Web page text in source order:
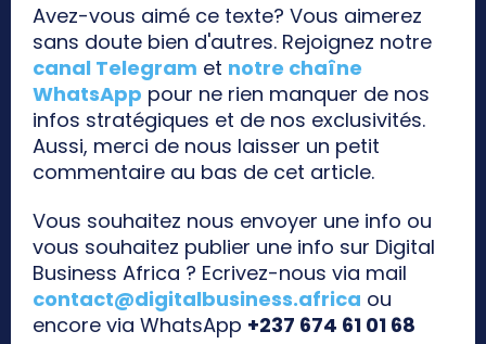
Avez-vous aimé ce texte? Vous aimerez
sans doute bien d'autres. Rejoignez notre
canal Telegram et notre chaîne
WhatsApp pour ne rien manquer de nos
infos stratégiques et de nos exclusivités.
Aussi, merci de nous laisser un petit
commentaire au bas de cet article.
Vous souhaitez nous envoyer une info ou
vous souhaitez publier une info sur Digital
Business Africa ? Ecrivez-nous via mail
contact@digitalbusiness.africa ou
encore via WhatsApp +237 674 61 01 68